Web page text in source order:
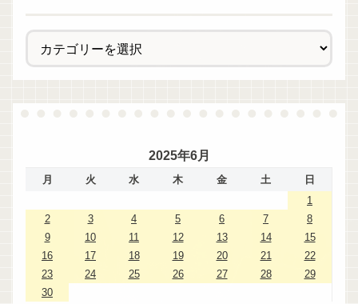
2025年6月
月 火 水 木 金 土
日
1
2
3 4 5 6 7
8
9
10 11 12 13 14
15
16
17 18 19 20 21
22
23
24 25 26 27 28
29
30